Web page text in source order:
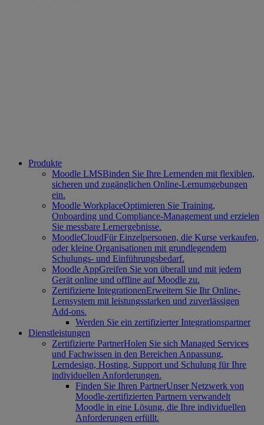
Produkte
Moodle LMSBinden Sie Ihre Lernenden mit flexiblen,
sicheren und zugänglichen Online-Lernumgebungen
ein.
Moodle WorkplaceOptimieren Sie Training,
Onboarding und Compliance-Management und erzielen
Sie messbare Lernergebnisse.
MoodleCloudFür Einzelpersonen, die Kurse verkaufen,
oder kleine Organisationen mit grundlegendem
Schulungs- und Einführungsbedarf.
Moodle AppGreifen Sie von überall und mit jedem
Gerät online und offline auf Moodle zu.
Zertifizierte IntegrationenErweitern Sie Ihr Online-
Lernsystem mit leistungsstarken und zuverlässigen
Add-ons.
Werden Sie ein zertifizierter Integrationspartner
Dienstleistungen
Zertifizierte PartnerHolen Sie sich Managed Services
und Fachwissen in den Bereichen Anpassung,
Lerndesign, Hosting, Support und Schulung für Ihre
individuellen Anforderungen.
Finden Sie Ihren PartnerUnser Netzwerk von
Moodle-zertifizierten Partnern verwandelt
Moodle in eine Lösung, die Ihre individuellen
Anforderungen erfüllt.